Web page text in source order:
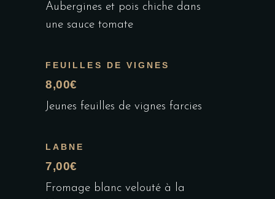
Aubergines et pois chiche dans
une sauce tomate
FEUILLES DE VIGNES
8,00€
Jeunes feuilles de vignes farcies
LABNE
7,00€
Fromage blanc velouté à la